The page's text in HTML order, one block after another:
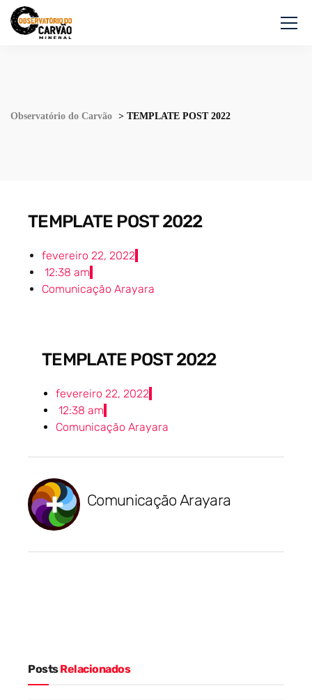
Observatório do Carvão > TEMPLATE POST 2022
TEMPLATE POST 2022
fevereiro 22, 2022
12:38 am
Comunicação Arayara
TEMPLATE POST 2022
fevereiro 22, 2022
12:38 am
Comunicação Arayara
Comunicação Arayara
PostsRelacionados